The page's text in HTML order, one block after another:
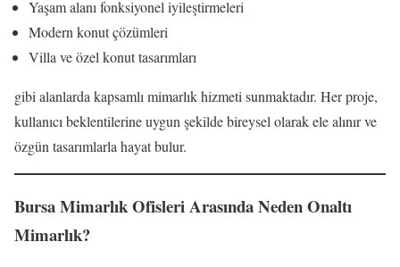
Yaşam alanı fonksiyonel iyileştirmeleri
Modern konut çözümleri
Villa ve özel konut tasarımları
gibi alanlarda kapsamlı mimarlık hizmeti sunmaktadır. Her proje,
kullanıcı beklentilerine uygun şekilde bireysel olarak ele alınır ve
özgün tasarımlarla hayat bulur.
Bursa Mimarlık Ofisleri Arasında Neden Onaltı
Mimarlık?